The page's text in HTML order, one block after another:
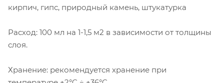
кирпич, гипс, природный камень, штукатурка
Расход: 100 мл на 1-1,5 м2 в зависимости от толщины
слоя.
Хранение: рекомендуется хранение при